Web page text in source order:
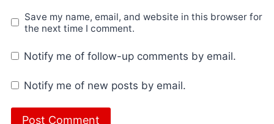
Save my name, email, and website in this browser for
the next time I comment.
Notify me of follow-up comments by email.
Notify me of new posts by email.